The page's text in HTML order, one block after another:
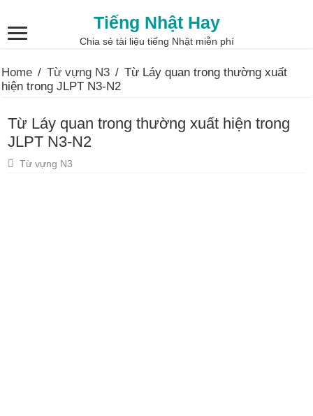
Tiếng Nhật Hay
Chia sẻ tài liệu tiếng Nhật miễn phí
Home / Từ vựng N3 / Từ Láy quan trong thường xuất
hiện trong JLPT N3-N2
Từ Láy quan trong thường xuất hiện trong
JLPT N3-N2
Từ vựng N3